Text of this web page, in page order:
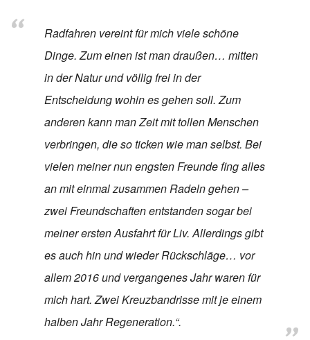
Radfahren vereint für mich viele schöne
Dinge. Zum einen ist man draußen… mitten
in der Natur und völlig frei in der
Entscheidung wohin es gehen soll. Zum
anderen kann man Zeit mit tollen Menschen
verbringen, die so ticken wie man selbst. Bei
vielen meiner nun engsten Freunde fing alles
an mit einmal zusammen Radeln gehen –
zwei Freundschaften entstanden sogar bei
meiner ersten Ausfahrt für Liv. Allerdings gibt
es auch hin und wieder Rückschläge… vor
allem 2016 und vergangenes Jahr waren für
mich hart. Zwei Kreuzbandrisse mit je einem
halben Jahr Regeneration.“.